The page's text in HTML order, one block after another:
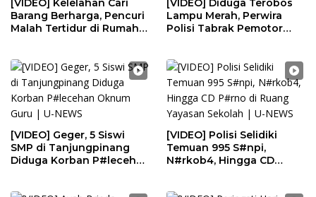
[VIDEO] Kelelahan Cari
Barang Berharga, Pencuri
Malah Tertidur di Rumah
[VIDEO] Diduga Terobos
Lampu Merah, Perwira
Polisi Tabrak Pemotor
[VIDEO] Geger, 5 Siswi
SMP di Tanjungpinang
Diduga Korban P#lecehan
[VIDEO] Polisi Selidiki
Temuan 995 S#npi,
N#rkob4, Hingga CD